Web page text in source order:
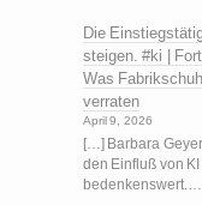
Die
steigen. #ki |
Was
verraten
April 9, 2026
[…] Barbara
den Einfluß von
bedenkenswert.…